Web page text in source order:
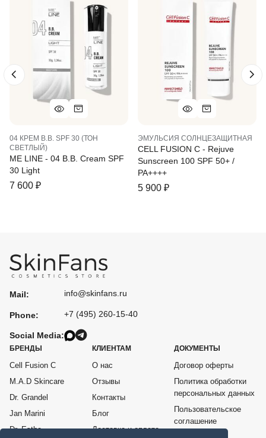
04 КРЕМ B.B. SPF 30 (ТОН
СВЕТЛЫЙ)
ME LINE - 04 B.B. Cream SPF
30 Light
7 600 ₽
ЭМУЛЬСИЯ СОЛНЦЕЗАЩИТНАЯ
CELL FUSION C - Rejuve
Sunscreen 100 SPF 50+ /
PA++++
5 900 ₽
Mail:
Phone:
Social Media:
info@skinfans.ru
+7 (495) 260-15-40
БРЕНДЫ
Cell Fusion C
M.A.D Skincare
Dr. Grandel
Jan Marini
Dr. Esthe
КЛИЕНТАМ
О нас
Отзывы
Контакты
Блог
Доставка и оплата
ДОКУМЕНТЫ
Договор оферты
Политика обработки
персональных данных
Пользовательское
соглашение